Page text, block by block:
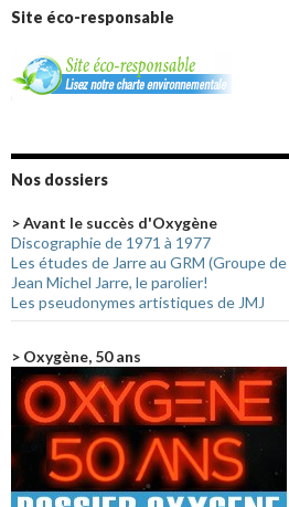
Site éco-responsable
Nos dossiers
> Avant le succès d'Oxygène
Discographie de 1971 à 1977
Les études de Jarre au GRM (Groupe
Jean Michel Jarre, le parolier!
Les pseudonymes artistiques de JMJ
> Oxygène, 50 ans